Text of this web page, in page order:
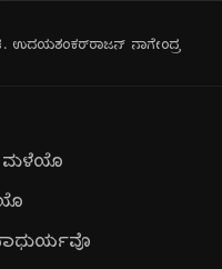
ಉದಯಶಂಕರ್ರಾಜನ್ ನಾಗೇಂದ್ರ
ಮಳೆಯೊ